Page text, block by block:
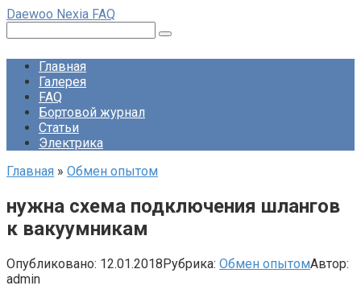
Перейти
контенту
Daewoo Nexia FAQ
Главная
Галерея
FAQ
Бортовой журнал
Статьи
Электрика
Главная » Обмен опытом
нужна схема подключения шлангов
к вакуумникам
Опубликовано: 12.01.2018Рубрика: Обмен опытомАвтор:
admin